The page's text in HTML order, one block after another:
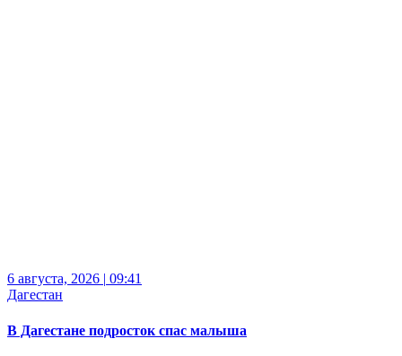
6 августа, 2026 | 09:41
Дагестан
В Дагестане подросток спас малыша